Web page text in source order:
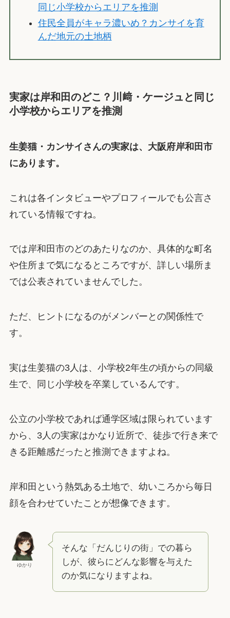
同じ小学校からエリアを推測
住民全員がキャラ濃いめ？カンサイを育
んだ地元の土地柄
実家は岸和田のどこ？川﨑・ケージュと同じ
小学校からエリアを推測
生姜猫・カンサイさんの実家は、大阪府岸和田市
にあります。
これは各インタビューやプロフィールでも公言さ
れている情報ですね。
では岸和田市のどのあたりなのか、具体的な町名
や住所まで気になるところですが、詳しい場所ま
では公表されていませんでした。
ただ、ヒントになるのがメンバーとの関係性で
す。
実は生姜猫の3人は、小学校2年生の頃からの同級
生で、同じ小学校を卒業しているんです。
公立の小学校であれば通学区域は限られています
から、3人の実家はかなり近所で、徒歩で行き来で
きる距離感だったと推測できますよね。
岸和田という熱気ある土地で、幼いころから毎日
顔を合わせていたことが想像できます。
ゆかり
そんな「だんじりの街」での暮ら
しが、彼らにどんな影響を与えた
のか気になりますよね。